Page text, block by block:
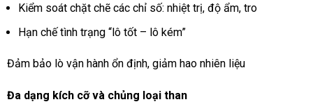
Kiểm soát chặt chẽ các chỉ số: nhiệt trị, độ ẩm, tro
Hạn chế tình trạng “lô tốt – lô kém”
Đảm bảo lò vận hành ổn định, giảm hao nhiên liệu
Đa dạng kích cỡ và chủng loại than